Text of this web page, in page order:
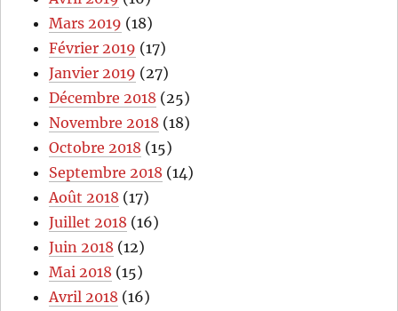
Mars 2019 (18)
Février 2019 (17)
Janvier 2019 (27)
Décembre 2018 (25)
Novembre 2018 (18)
Octobre 2018 (15)
Septembre 2018 (14)
Août 2018 (17)
Juillet 2018 (16)
Juin 2018 (12)
Mai 2018 (15)
Avril 2018 (16)